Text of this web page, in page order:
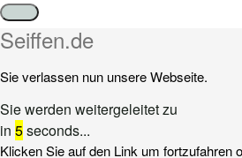
Schließen
Seiffen.de
Sie verlassen nun unsere Webseite.
Sie werden weitergeleitet zu
in 5seconds...
Klicken Sie auf den Link um fortzufahren